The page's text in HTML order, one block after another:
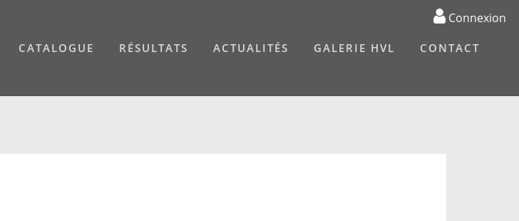
CATALOGUE RÉSULTATS ACTUALITÉS GALERIE HVL CONTACT
Connexion